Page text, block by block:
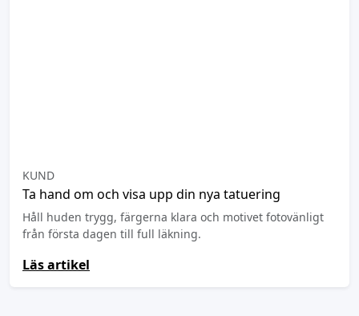
KUND
Ta hand om och visa upp din nya tatuering
Håll huden trygg, färgerna klara och motivet fotovänligt
från första dagen till full läkning.
Läs artikel